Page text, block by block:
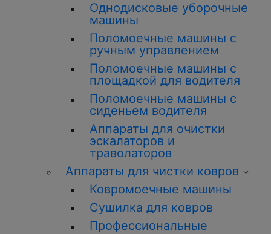
Однодисковые уборочные
машины
Поломоечные машины с
ручным управлением
Поломоечные машины с
площадкой для водителя
Поломоечные машины с
сиденьем водителя
Аппараты для очистки
эскалаторов и
траволаторов
Аппараты для чистки ковров
Ковромоечные машины
Сушилка для ковров
Профессиональные